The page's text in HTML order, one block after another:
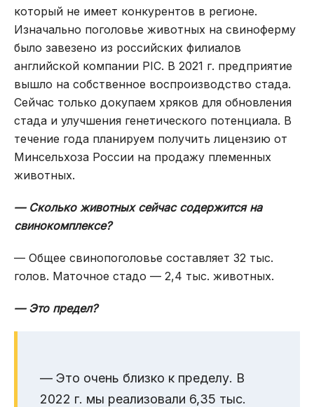
который не имеет конкурентов в регионе.
Изначально поголовье животных на свиноферму
было завезено из российских филиалов
английской компании PIC. В 2021 г. предприятие
вышло на собственное воспроизводство стада.
Сейчас только докупаем хряков для обновления
стада и улучшения генетического потенциала. В
течение года планируем получить лицензию от
Минсельхоза России на продажу племенных
животных.
— Сколько животных сейчас содержится на
свинокомплексе?
— Общее свинопоголовье составляет 32 тыс.
голов. Маточное стадо — 2,4 тыс. животных.
— Это предел?
— Это очень близко к пределу. В
2022 г. мы реализовали 6,35 тыс.